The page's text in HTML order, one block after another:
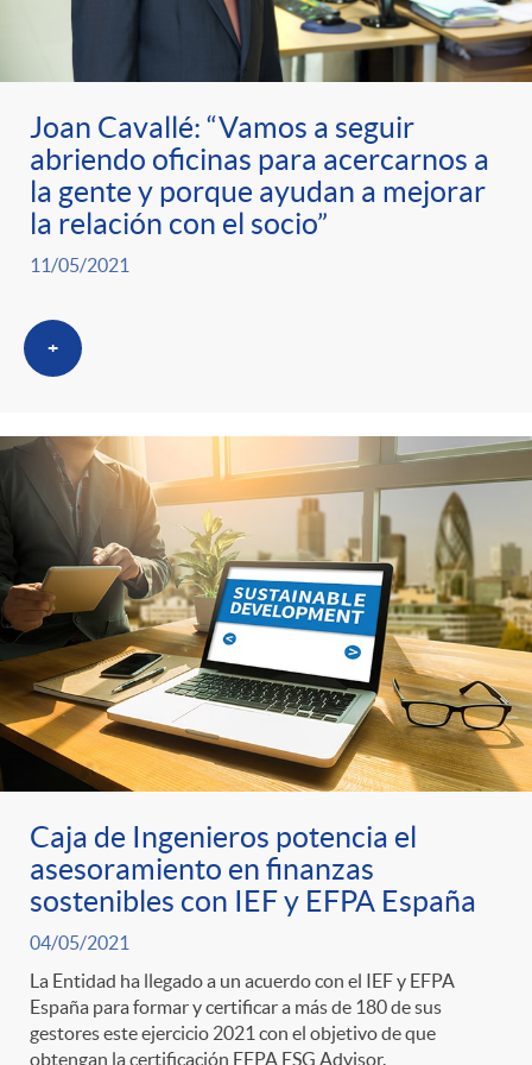
r
a
S
l
a
d
e
p
r
e
n
s
n
p
o
r
c
a
t
e
g
o
r
í
a
e
n
d
o
A
n
c
l
a
F
i
l
i
c
a
d
o
d
e
c
o
n
t
e
Joan Cavallé: “Vamos a seguir
abriendo oficinas para acercarnos a
la gente y porque ayudan a mejorar
la relación con el socio”
11/05/2021
+
Caja de Ingenieros potencia el
asesoramiento en finanzas
sostenibles con IEF y EFPA España
04/05/2021
La Entidad ha llegado a un acuerdo con el IEF y EFPA
España para formar y certificar a más de 180 de sus
gestores este ejercicio 2021 con el objetivo de que
obtengan la certificación EFPA ESG Advisor.